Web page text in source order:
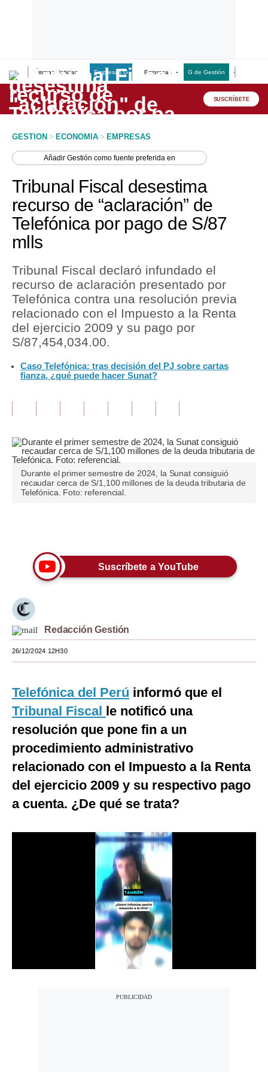
Últimas Noticias Empresas G Empresas G de Gestión
Lo último
Peru Quiosco
Economía
Mercados
Perú
Política
Tu Dinero
Finanzas Personales
Inmobiliarias
Plus G
Blogs
Tendencias
Moda
Estilos
Mundo
EEUU
México
Internacional
Tecnología
Club del Suscriptor
Mix
G de Gestión
SUSCRÍBETE
GESTION > ECONOMIA > EMPRESAS
AñadirGestión como fuente preferida en
Tribunal Fiscal desestima
recurso de “aclaración” de
Telefónica por pago de S/87
mlls
Tribunal Fiscal declaró infundado el
recurso de aclaración presentado por
Telefónica contra una resolución previa
relacionado con el Impuesto a la Renta
del ejercicio 2009 y su pago por
S/87,454,034.00.
Caso Telefónica: tras decisión del PJ sobre cartas
fianza, ¿qué puede hacer Sunat?
Durante el primer semestre de 2024, la Sunat consiguió
recaudar cerca de S/1,100 millones de la deuda tributaria de
Telefónica. Foto: referencial.
Suscríbete a YouTube
Redacción Gestión
26/12/2024 12H30
Telefónica del Perú informó que el
Tribunal Fiscal le notificó una
resolución que pone fin a un
procedimiento administrativo
relacionado con el Impuesto a la Renta
del ejercicio 2009 y su respectivo pago
a cuenta. ¿De qué se trata?